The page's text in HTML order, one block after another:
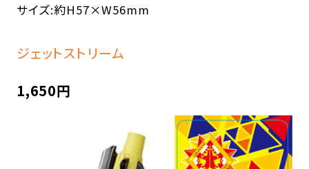
サイズ:約H57×W56mm
ジェットストリーム
1,650円